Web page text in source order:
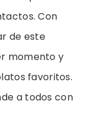
Con
de este
momento y
favoritos.
a todos con